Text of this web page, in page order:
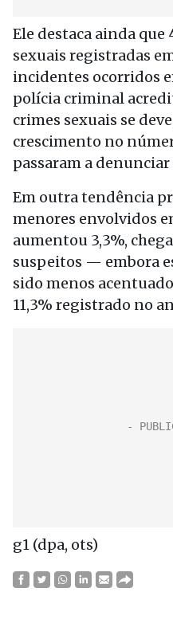
Ele destaca ainda que
sexuais registradas
incidentes ocorridos
polícia criminal
crimes sexuais se
crescimento no
passaram a
Em outra tendência
menores envolvidos
aumentou 3,3%,
suspeitos — embora
sido menos
11,3% registrado no
g1 (dpa, ots)